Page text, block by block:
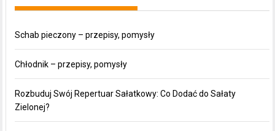
Schab pieczony – przepisy, pomysły
Chłodnik – przepisy, pomysły
Rozbuduj Swój Repertuar Sałatkowy: Co Dodać do Sałaty
Zielonej?